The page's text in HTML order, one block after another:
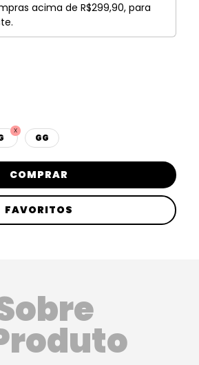
acima de R$299,90, para
GG
COMPRAR
FAVORITOS